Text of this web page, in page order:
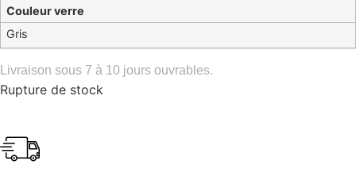
Couleur verre
Gris
Livraison sous 7 à 10 jours ouvrables.
Rupture de stock